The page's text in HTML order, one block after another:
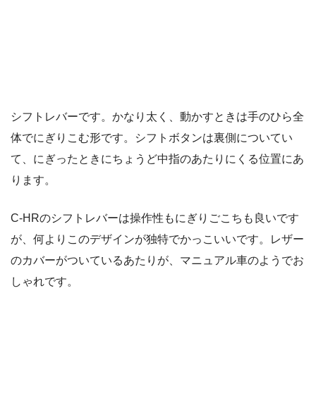
シフトレバーです。かなり太く、動かすときは手のひら全
体でにぎりこむ形です。シフトボタンは裏側についてい
て、にぎったときにちょうど中指のあたりにくる位置にあ
ります。
C-HRのシフトレバーは操作性もにぎりごこちも良いです
が、何よりこのデザインが独特でかっこいいです。レザー
のカバーがついているあたりが、マニュアル車のようでお
しゃれです。